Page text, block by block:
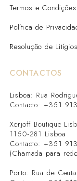
Termos e Condições
Política de
Resolução de Litígios
CONTACTOS
Lisboa: Rua
Contacto: +351
Xerjoff Boutique
1150-281 Lisboa
Contacto: +351
(Chamada para
Porto: Rua de